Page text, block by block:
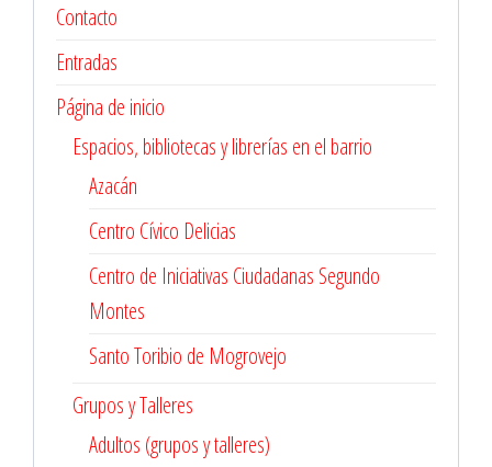
Contacto
Entradas
Página de inicio
Espacios, bibliotecas y librerías en el barrio
Azacán
Centro Cívico Delicias
Centro de Iniciativas Ciudadanas Segundo
Montes
Santo Toribio de Mogrovejo
Grupos y Talleres
Adultos (grupos y talleres)